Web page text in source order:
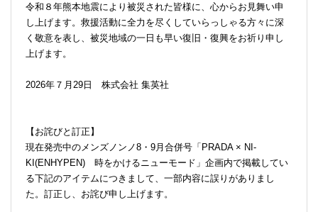
令和８年熊本地震により被災された皆様に、心からお見舞い申
し上げます。救援活動に全力を尽くしていらっしゃる方々に深
く敬意を表し、被災地域の一日も早い復旧・復興をお祈り申し
上げます。
2026年７月29日 株式会社 集英社
【お詫びと訂正】
現在発売中のメンズノンノ8・9月合併号「PRADA × NI-
KI(ENHYPEN) 時をかけるニューモード」企画内で掲載してい
る下記のアイテムにつきまして、一部内容に誤りがありまし
た。訂正し、お詫び申し上げます。